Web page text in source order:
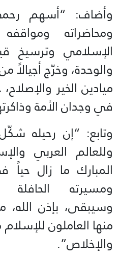
وأضاف: “أسهم
ومحاضراته
الإسلامي وترسيخ
والوحدة، وخرّج أجيالاً
ميادين الخير
في وجدان الأمة
وتابع: “إن رحيله
وللعالم العربي
المبارك ما زال حياً
ومسيرته الحافلة
وسيبقى، بإذن
منها العاملون
والإخلاص”.